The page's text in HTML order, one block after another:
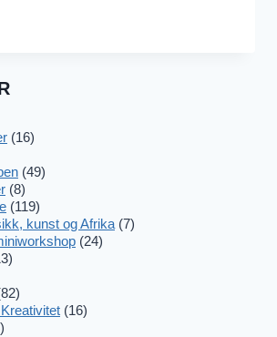
(16)
(49)
(8)
(119)
kunst og Afrika (7)
(24)
(16)